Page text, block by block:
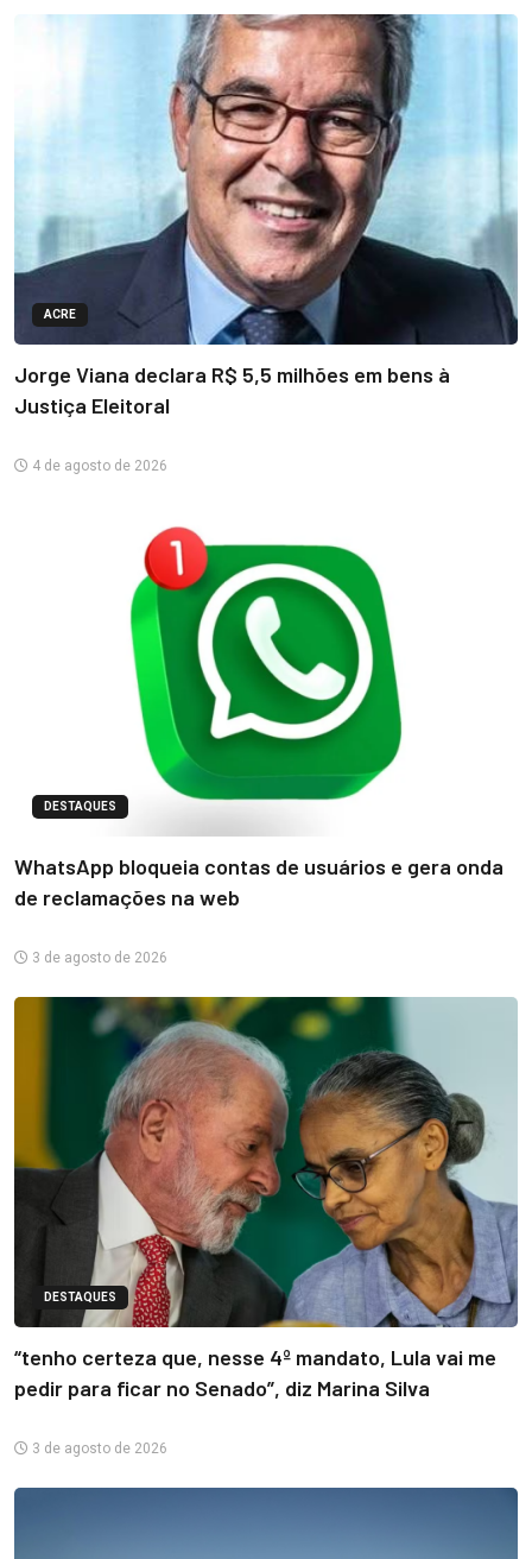
ACRE
Jorge Viana declara R$ 5,5 milhões em bens à
Justiça Eleitoral
4 de agosto de 2026
DESTAQUES
WhatsApp bloqueia contas de usuários e gera onda
de reclamações na web
3 de agosto de 2026
DESTAQUES
“tenho certeza que, nesse 4º mandato, Lula vai me
pedir para ficar no Senado”, diz Marina Silva
3 de agosto de 2026